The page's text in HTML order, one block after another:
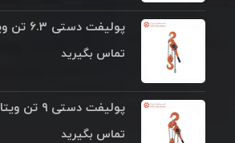
پولیفت دستی ۶.۳ تن ویتال
تماس بگیرید
پولیفت دستی ۹ تن ویتال
تماس بگیرید